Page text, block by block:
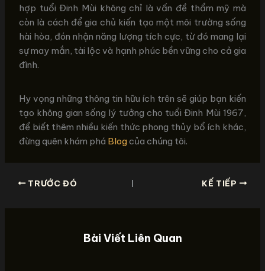
hợp tuổi Đinh Mùi không chỉ là vấn đề thẩm mỹ mà
còn là cách để gia chủ kiến tạo một môi trường sống
hài hòa, đón nhận năng lượng tích cực, từ đó mang lại
sự may mắn, tài lộc và hạnh phúc bền vững cho cả gia
đình.
Hy vọng những thông tin hữu ích trên sẽ giúp bạn kiến
tạo không gian sống lý tưởng cho tuổi Đinh Mùi 1967,
để biết thêm nhiều kiến thức phong thủy bổ ích khác,
đừng quên khám phá Blogcủa chúng tôi.
TRƯỚC ĐÓ KẾ TIẾP
Bài Viết Liên Quan